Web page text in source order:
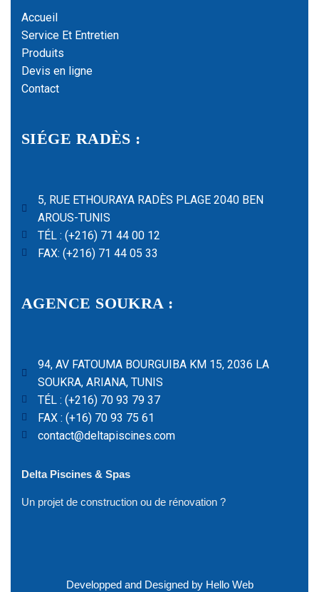
Accueil
Service Et Entretien
Produits
Devis en ligne
Contact
SIÉGE RADÈS :
5, RUE ETHOURAYA RADÈS PLAGE 2040 BEN
AROUS-TUNIS
TÉL : (+216) 71 44 00 12
FAX: (+216) 71 44 05 33
AGENCE SOUKRA :
94, AV FATOUMA BOURGUIBA KM 15, 2036 LA
SOUKRA, ARIANA, TUNIS
TÉL : (+216) 70 93 79 37
FAX : (+16) 70 93 75 61
contact@deltapiscines.com
Delta Piscines & Spas
Un projet de construction ou de rénovation ?
Developped and Designed by Hello Web